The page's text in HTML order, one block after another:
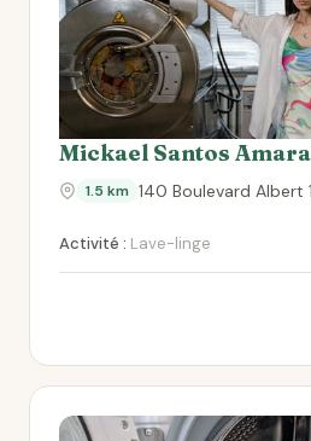
Mickael Santos
1.5 km 140 Boulevard Albert
Activité : Lave-linge